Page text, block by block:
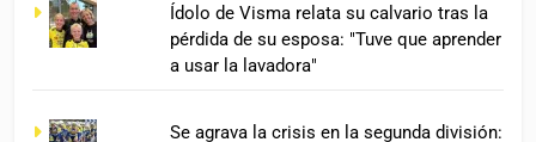
Ídolo de Visma relata su calvario tras la
pérdida de su esposa: "Tuve que aprender
a usar la lavadora"
Se agrava la crisis en la segunda división: